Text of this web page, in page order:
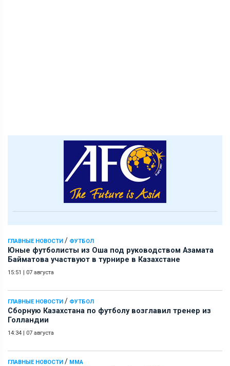
ГЛАВНЫЕ НОВОСТИ / ФУТБОЛ
Юные футболисты из Оша под руководством Азамата
Байматова участвуют в турнире в Казахстане
15:51 | 07 августа
ГЛАВНЫЕ НОВОСТИ / ФУТБОЛ
Сборную Казахстана по футболу возглавил тренер из
Голландии
14:34 | 07 августа
ГЛАВНЫЕ НОВОСТИ / ММА